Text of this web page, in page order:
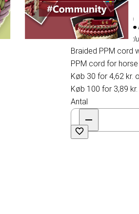
4,86 kr.
Inklusive moms,
Braided PPM cord
PPM cord for horse
Køb 30 for 4,62 kr.
Køb 100 for 3,89
Antal